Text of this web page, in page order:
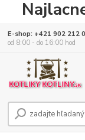
E-shop: +421 902 212
od 8:00 - do 16:00 hod